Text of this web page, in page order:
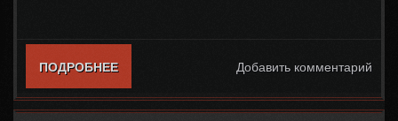
ПОДРОБНЕЕО КАК ПОСТАВИТЬ НЕФТЕКАЧКУ В RUST
Добавить комментарий